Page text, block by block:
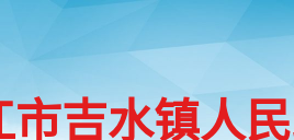
市吉水镇人